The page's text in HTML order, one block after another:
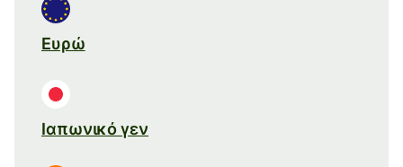
Ευρώ
Ιαπωνικό γεν